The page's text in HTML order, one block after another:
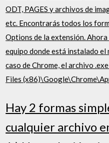
ODT, PAGES y archivos de
etc. Encontrarás todos los
Options de la extensión.
equipo donde está instalado el
caso de Chrome, el archivo
Files
Hay 2 formas
cualquier archivo